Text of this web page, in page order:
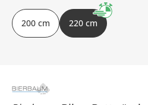
200 cm 220 cm